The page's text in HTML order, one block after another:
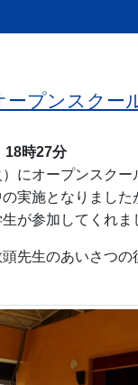
時27分
にオープンスクー